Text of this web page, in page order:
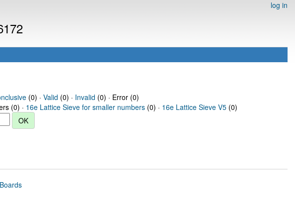
log in
(0) · Valid (0) · Invalid (0) · Error (0)
(0) · 16e Lattice Sieve for smaller numbers (0) · 16e Lattice Sieve V5 (0)